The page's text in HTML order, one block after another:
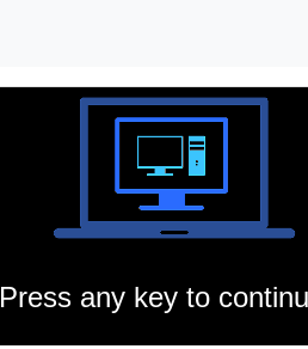
Press any key to